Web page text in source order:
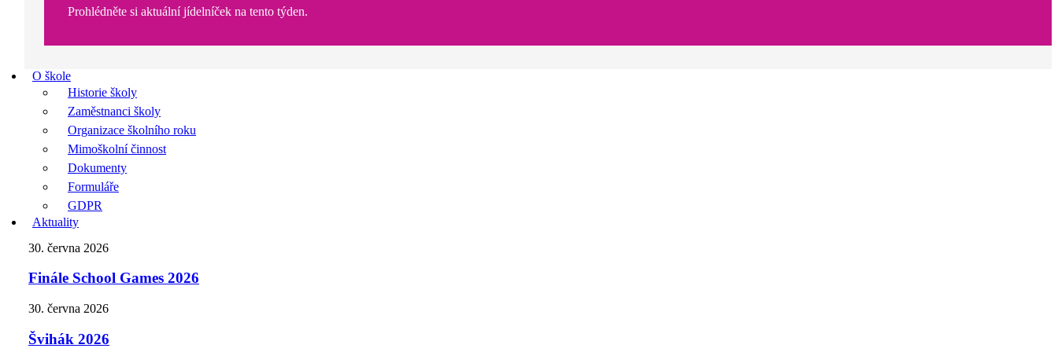
Prohlédněte si aktuální jídelníček na tento týden.
O škole
Historie školy
Zaměstnanci školy
Organizace školního roku
Mimoškolní činnost
Dokumenty
Formuláře
GDPR
Aktuality
30. června 2026
Finále School Games 2026
30. června 2026
Švihák 2026